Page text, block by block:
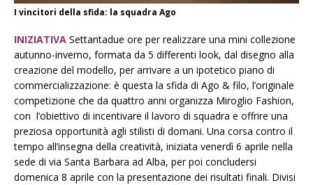
I vincitori della sfida: la squadra Ago
INIZIATIVA Settantadue ore per realizzare una mini collezione
autunno-inverno, formata da 5 differenti look, dal disegno alla
creazione del modello, per arrivare a un ipotetico piano di
commercializzazione: è questa la sfida di Ago & filo, l’originale
competizione che da quattro anni organizza Miroglio Fashion,
con l’obiettivo di incentivare il lavoro di squadra e offrire una
preziosa opportunità agli stilisti di domani. Una corsa contro il
tempo all’insegna della creatività, iniziata venerdì 6 aprile nella
sede di via Santa Barbara ad Alba, per poi concludersi
domenica 8 aprile con la presentazione dei risultati finali. Divisi